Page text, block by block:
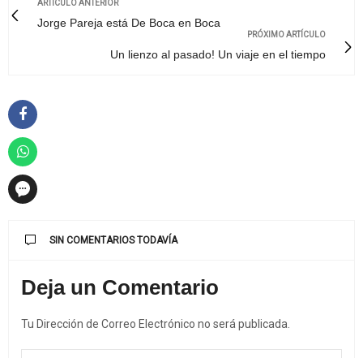
ARTÍCULO ANTERIOR
Jorge Pareja está De Boca en Boca
PRÓXIMO ARTÍCULO
Un lienzo al pasado! Un viaje en el tiempo
SIN COMENTARIOS TODAVÍA
Deja un Comentario
Tu Dirección de Correo Electrónico no será publicada.